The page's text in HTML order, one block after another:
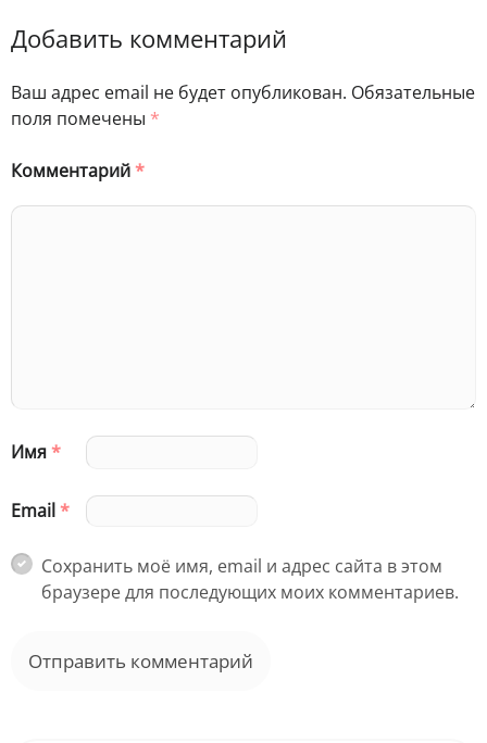
Добавить комментарий
Ваш адрес email не будет опубликован. Обязательные
поля помечены *
Комментарий*
Имя*
Email*
Сохранить моё имя, email и адрес сайта в этом
браузере для последующих моих комментариев.